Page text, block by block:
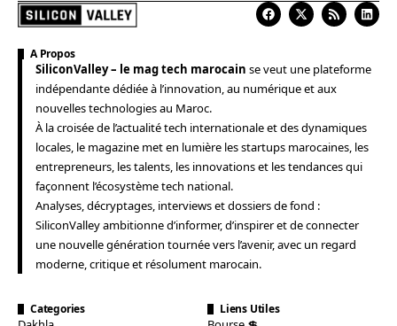
A Propos
SiliconValley – le mag tech marocain se veut une plateforme
indépendante dédiée à l’innovation, au numérique et aux
nouvelles technologies au Maroc.
À la croisée de l’actualité tech internationale et des dynamiques
locales, le magazine met en lumière les startups marocaines, les
entrepreneurs, les talents, les innovations et les tendances qui
façonnent l’écosystème tech national.
Analyses, décryptages, interviews et dossiers de fond :
SiliconValley ambitionne d’informer, d’inspirer et de connecter
une nouvelle génération tournée vers l’avenir, avec un regard
moderne, critique et résolument marocain.
Categories Liens Utiles